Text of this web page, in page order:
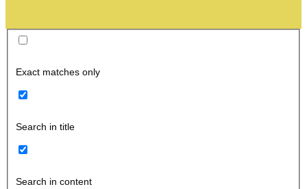
Exact matches only
Search in title
Search in content